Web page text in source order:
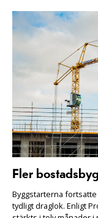
Fler
Byggstarterna
tydligt draglok. Enligt